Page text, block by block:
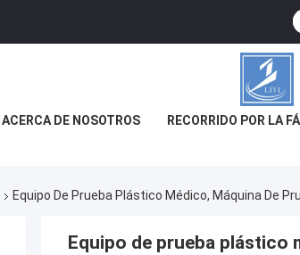
ACERCA DE NOSOTROS RECORRIDO POR LA
Equipo De Prueba Plástico Médico, Máquina De
Equipo de prueba plástico